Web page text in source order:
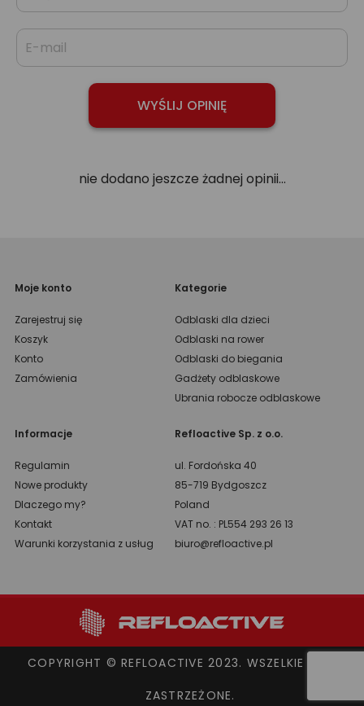
nie dodano jeszcze żadnej opinii...
Moje konto
Zarejestruj się
Koszyk
Konto
Zamówienia
Kategorie
Odblaski dla dzieci
Odblaski na rower
Odblaski do biegania
Gadżety odblaskowe
Ubrania robocze odblaskowe
Informacje
Regulamin
Nowe produkty
Dlaczego my?
Kontakt
Warunki korzystania z usług
Refloactive Sp. z o.o.
ul. Fordońska 40
85-719 Bydgoszcz
Poland
VAT no. : PL554 293 26 13
biuro@refloactive.pl
COPYRIGHT © REFLOACTIVE 2023. WSZELKIE PRAWA
ZASTRZEŻONE.